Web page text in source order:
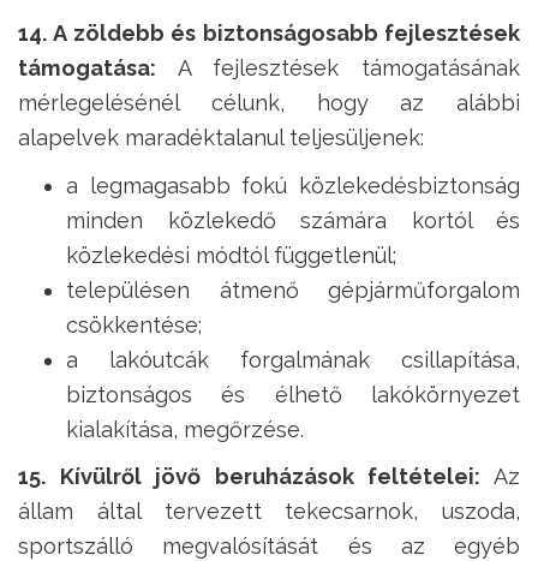
14. A zöldebb és biztonságosabb fejlesztések
támogatása: A fejlesztések támogatásának
mérlegelésénél célunk, hogy az alábbi
alapelvek maradéktalanul teljesüljenek:
a legmagasabb fokú közlekedésbiztonság
minden közlekedő számára kortól és
közlekedési módtól függetlenül;
településen átmenő gépjárműforgalom
csökkentése;
a lakóutcák forgalmának csillapítása,
biztonságos és élhető lakókörnyezet
kialakítása, megőrzése.
15. Kívülről jövő beruházások feltételei: Az
állam által tervezett tekecsarnok, uszoda,
sportszálló megvalósítását és az egyéb